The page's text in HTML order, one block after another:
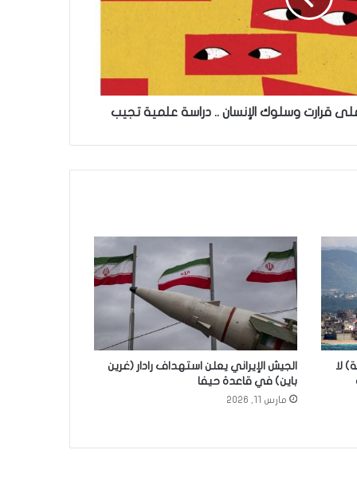
على قرارت وسلوك الإنسان .. دراسة علمية تجيب
لا
الجيش الإيراني يعلن استهداف رادار (غرين
باين) في قاعدة حيفا
مارس 11, 2026